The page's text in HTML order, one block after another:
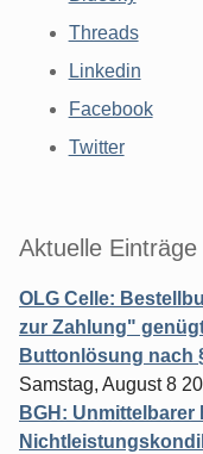
Threads
Linkedin
Facebook
Twitter
Aktuelle Einträge
OLG Celle:
zur Zahlung"
Buttonlösung nach
Samstag, August 8
BGH: